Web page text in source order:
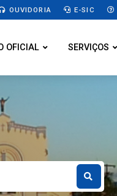
OUVIDORIA E-SIC
OFICIAL SERVIÇOS